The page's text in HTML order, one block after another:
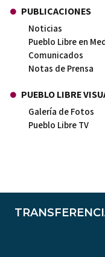
PUBLICACIONES
Noticias
Pueblo Libre en
Comunicados
Notas de Prensa
PUEBLO LIBRE
Galería de Fotos
Pueblo Libre TV